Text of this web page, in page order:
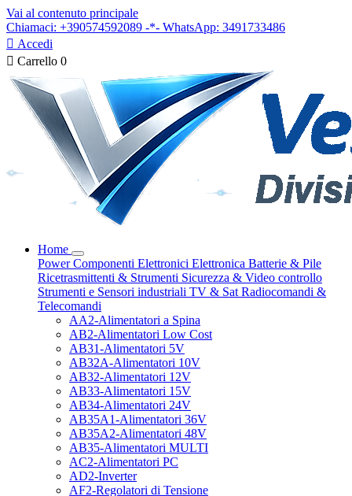
Vai al contenuto principale
Chiamaci: +390574592089 -*- WhatsApp: 3491733486
 Accedi
 Carrello 0
Home
PowerComponenti Elettronici Elettronica Batterie & Pile
Ricetrasmittenti & Strumenti Sicurezza & Video controllo
Strumenti e Sensori industriali TV & Sat Radiocomandi &
Telecomandi
AA2-Alimentatori a Spina
AB2-Alimentatori Low Cost
AB31-Alimentatori 5V
AB32A-Alimentatori 10V
AB32-Alimentatori 12V
AB33-Alimentatori 15V
AB34-Alimentatori 24V
AB35A1-Alimentatori 36V
AB35A2-Alimentatori 48V
AB35-Alimentatori MULTI
AC2-Alimentatori PC
AD2-Inverter
AF2-Regolatori di Tensione